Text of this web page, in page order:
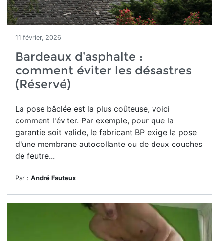
11 février, 2026
Bardeaux d’asphalte :
comment éviter les désastres
(Réservé)
La pose bâclée est la plus coûteuse, voici
comment l'éviter. Par exemple, pour que la
garantie soit valide, le fabricant BP exige la pose
d'une membrane autocollante ou de deux couches
de feutre...
Par : André Fauteux